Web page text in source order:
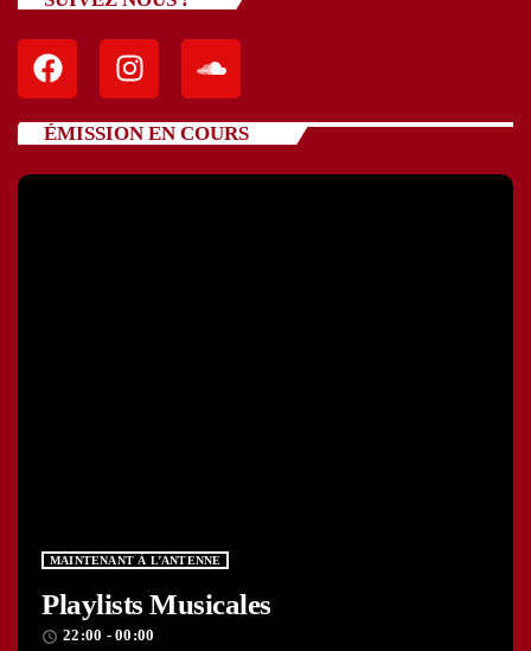
ÉMISSION EN COURS
MAINTENANT À L’ANTENNE
Playlists Musicales
access_time 22:00 - 00:00